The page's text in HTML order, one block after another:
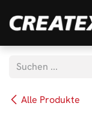
Alle Produkte